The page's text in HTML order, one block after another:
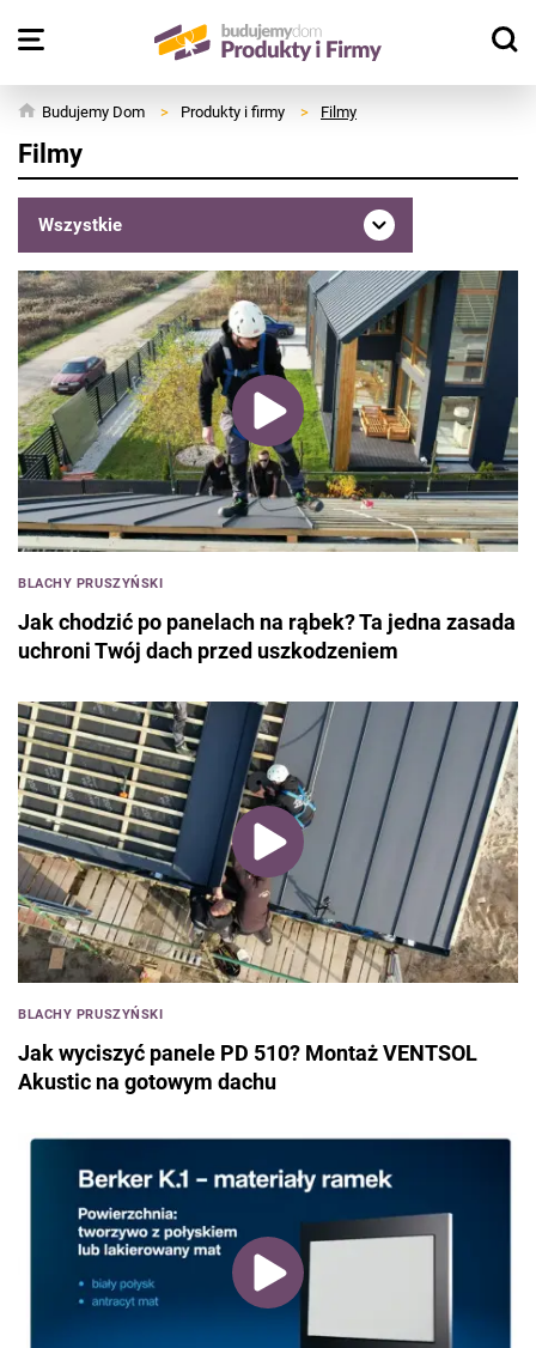
Budujemy Dom > Produkty i firmy > Filmy
Filmy
Wszystkie
Domy i konstrukcje
Surowce podstawowe
Fundamenty, ściany, stropy
Izolacje termiczne i akustyczne
Hydroizolacje
Dachy i rynny
Okna, drzwi, bramy, oranżerie
Akcesoria do okien i drzwi
Rolety, kraty rolowane, markizy, żaluzje, okiennice
Materiały do instalacji
Instalacje wodociągowe
Kanalizacja i odwodnienie
Wentylacja, klimatyzacja
Systemy kominowe, kominki i piece
Centralne odkurzanie
Instalacje elektryczne
Dom bezpieczny i inteligentny
Wykańczanie i urządzanie
Chemia budowlana
Okładziny ścienne, podłogowe, elewacje
Podłogi i posadzki
Systemy suchej zabudowy
Oświetlenie
Wyposażenie wnętrz
Wokół domu
Narzędzia
BLACHY PRUSZYŃSKI
Jak chodzić po panelach na rąbek? Ta jedna zasada
uchroni Twój dach przed uszkodzeniem
BLACHY PRUSZYŃSKI
Jak wyciszyć panele PD 510? Montaż VENTSOL
Akustic na gotowym dachu